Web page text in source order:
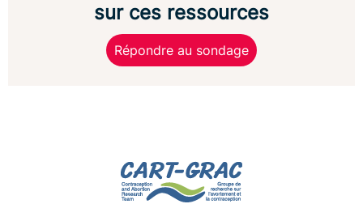
sur ces ressources
Répondre au sondage